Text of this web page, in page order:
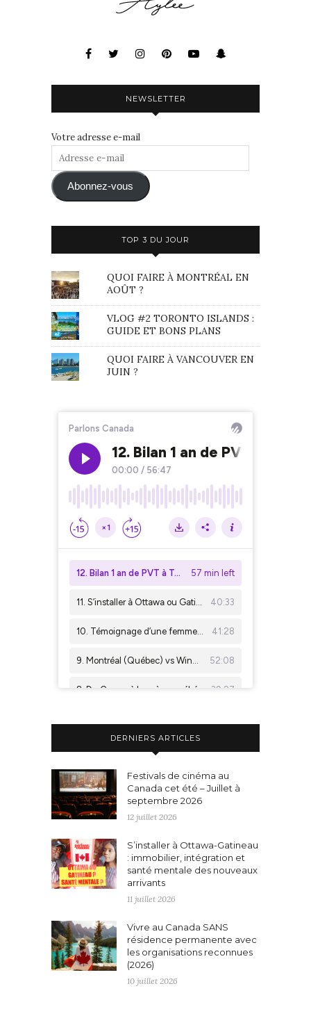
NEWSLETTER
Votre adresse e-mail
Adresse
mail Abonnez-vous
TOP 3 DU JOUR
QUOI FAIRE À MONTRÉAL EN
AOÛT ?
VLOG #2 TORONTO ISLANDS :
GUIDE ET BONS PLANS
QUOI FAIRE À VANCOUVER EN
JUIN ?
DERNIERS ARTICLES
Festivals de cinéma au
Canada cet été – Juillet à
septembre 2026
12 juillet 2026
S’installer à Ottawa-Gatineau
: immobilier, intégration et
santé mentale des nouveaux
arrivants
11 juillet 2026
Vivre au Canada SANS
résidence permanente avec
les organisations reconnues
(2026)
10 juillet 2026